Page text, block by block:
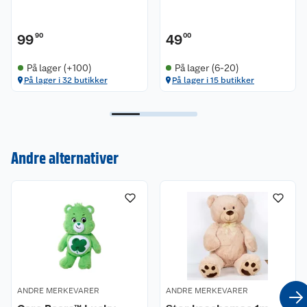
9990
På lager (+100)
På lager i 32 butikker
4900
På lager (6-20)
På lager i 15 butikker
Andre alternativer
ANDRE MERKEVARER ANDRE MERKEVARER
Nyheter
Våre butikker
Våre merkevarer
Angre- og returrett
Reklamasjon og garanti
Ofte stilte spørsmål